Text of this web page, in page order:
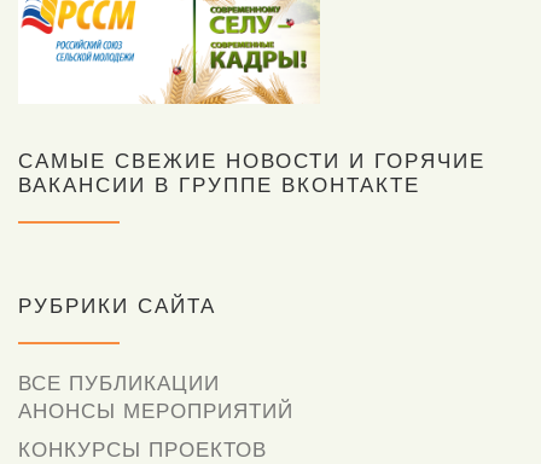
САМЫЕ СВЕЖИЕ НОВОСТИ И ГОРЯЧИЕ
ВАКАНСИИ В ГРУППЕ ВКОНТАКТЕ
РУБРИКИ САЙТА
ВСЕ ПУБЛИКАЦИИ
АНОНСЫ МЕРОПРИЯТИЙ
КОНКУРСЫ ПРОЕКТОВ